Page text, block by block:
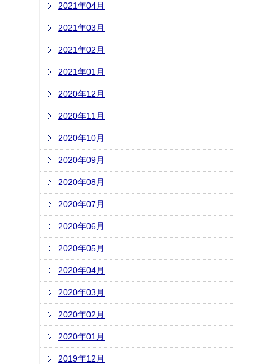
2021年04月
2021年03月
2021年02月
2021年01月
2020年12月
2020年11月
2020年10月
2020年09月
2020年08月
2020年07月
2020年06月
2020年05月
2020年04月
2020年03月
2020年02月
2020年01月
2019年12月